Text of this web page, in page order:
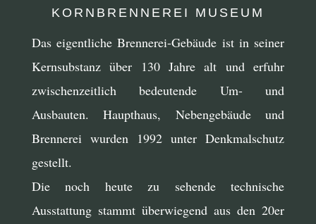
KORNBRENNEREI MUSEUM
Das eigentliche Brennerei-Gebäude ist in seiner
Kernsubstanz über 130 Jahre alt und erfuhr
zwischenzeitlich bedeutende Um- und
Ausbauten. Haupthaus, Nebengebäude und
Brennerei wurden 1992 unter Denkmalschutz
gestellt.
Die noch heute zu sehende technische
Ausstattung stammt überwiegend aus den 20er